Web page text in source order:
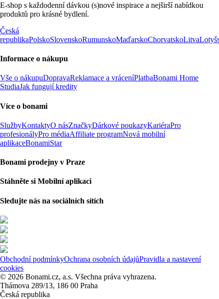
E-shop s každodenní dávkou (s)nové inspirace a nejširší nabídkou
produktů pro krásné bydlení.
Česká
republikaPolskoSlovenskoRumunskoMaďarskoChorvatskoLitva
Informace o nákupu
Vše o nákupuDopravaReklamace a vráceníPlatbaBonami Home
StudiaJak fungují kredity
Více o bonami
SlužbyKontaktyO násZnačkyDárkové poukazyKariéraPro
profesionályPro médiaAffiliate programNová mobilní
aplikaceBonamiStar
Bonami prodejny v Praze
Stáhněte si Mobilní aplikaci
Sledujte nás na sociálních sítích
Obchodní podmínkyOchrana osobních údajůPravidla a nastavení
cookies
© 2026 Bonami.cz, a.s. Všechna práva vyhrazena.
Thámova 289/13, 186 00 Praha
Česká republika